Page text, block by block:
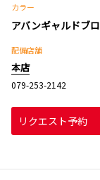
カラー
アバンギャルドブ
配備店舗
本店
079-253-2142
リクエスト予約